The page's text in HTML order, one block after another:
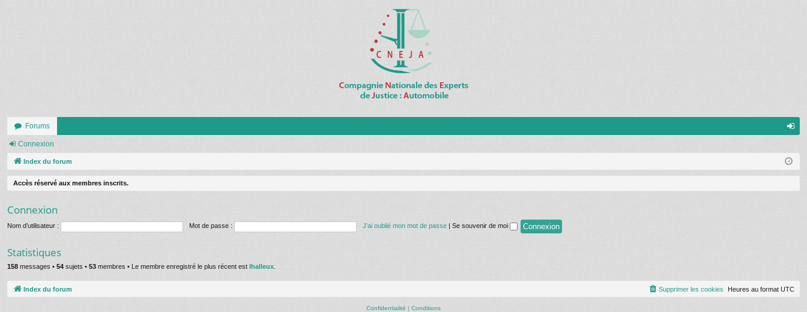
Forums
ne
Connexion
Index du forum
Accès réservé aux membres inscrits.
Connexion
Nom d’utilisateur : Mot de passe : J’ai oublié mon mot de passe Se souvenir de moi
Statistiques
158 messages • 54 sujets • 53 membres • Le membre enregistré le plus récent est lhalleux
Index du forum Heures au format UTC
Supprimer les cookies
Confidentialité | Conditions